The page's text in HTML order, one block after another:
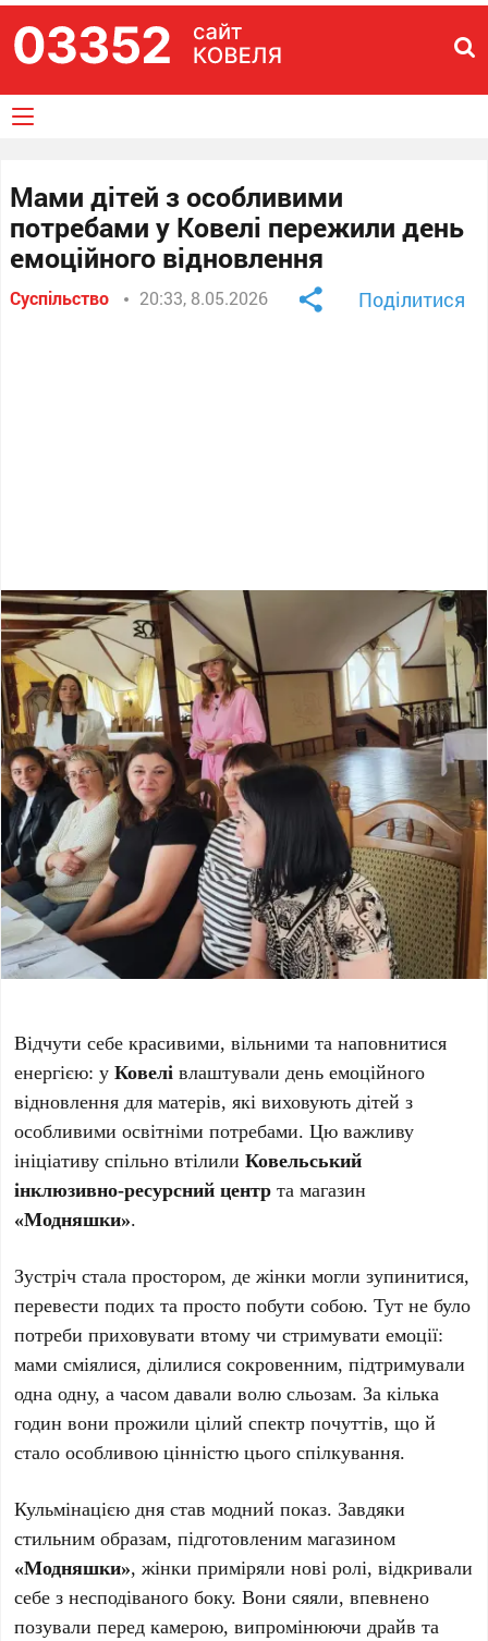
Мами дітей з особливими
потребами у Ковелі пережили день
емоційного відновлення
Суспільство 20:33, 8.05.2026 Поділитися
Відчути себе красивими, вільними та наповнитися
енергією: уКовелі влаштували день емоційного
відновлення для матерів, які виховують дітей з
особливими освітніми потребами. Цю важливу
ініціативу спільно втілилиКовельський
інклюзивно-ресурсний центр та магазин
«Модняшки».
Зустріч стала простором, де жінки могли зупинитися,
перевести подих та просто побути собою. Тут не було
потреби приховувати втому чи стримувати емоції:
мами сміялися, ділилися сокровенним, підтримували
одна одну, а часом давали волю сльозам. За кілька
годин вони прожили цілий спектр почуттів, що й
стало особливою цінністю цього спілкування.
Кульмінацією дня став модний показ. Завдяки
стильним образам, підготовленим магазином
«Модняшки», жінки приміряли нові ролі, відкривали
себе з несподіваного боку. Вони сяяли, впевнено
позували перед камерою, випромінюючи драйв та